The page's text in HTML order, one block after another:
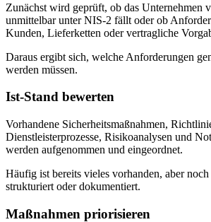
Zunächst wird geprüft, ob das Unternehmen
unmittelbar unter NIS-2 fällt oder ob
Kunden, Lieferketten oder vertragliche
Daraus ergibt sich, welche Anforderungen
werden müssen.
Ist-Stand bewerten
Vorhandene Sicherheitsmaßnahmen,
Dienstleisterprozesse, Risikoanalysen und
werden aufgenommen und eingeordnet.
Häufig ist bereits vieles vorhanden, aber
strukturiert oder dokumentiert.
Maßnahmen priorisieren